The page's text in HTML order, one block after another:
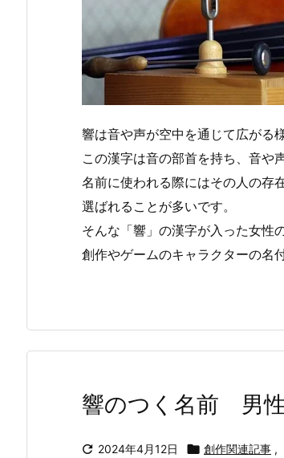
響は音や声が空中を通じて広がる
この漢字は音の部首を持ち、音や
名前に使われる際にはその人の存
選ばれることが多いです。
そんな「響」の漢字が入った女性
創作やゲームのキャラクターの名
響のつく名前 男性
 2024年4月12日  創作関連記事 ,